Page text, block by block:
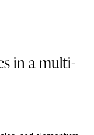
in a multi-